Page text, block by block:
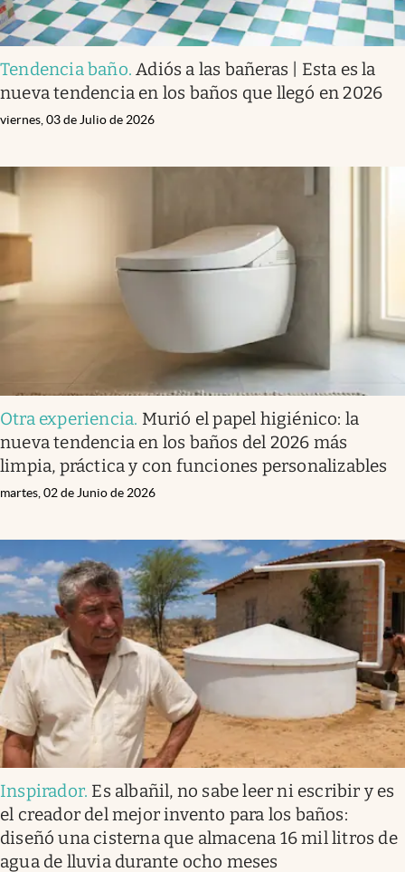
Tendencia baño.Adiós a las bañeras | Esta es la
nueva tendencia en los baños que llegó en 2026
viernes, 03 de Julio de 2026
Otra experiencia. Murió el papel higiénico: la
nueva tendencia en los baños del 2026 más
limpia, práctica y con funciones personalizables
martes, 02 de Junio de 2026
Inspirador. Es albañil, no sabe leer ni escribir y es
el creador del mejor invento para los baños:
diseñó una cisterna que almacena 16 mil litros de
agua de lluvia durante ocho meses